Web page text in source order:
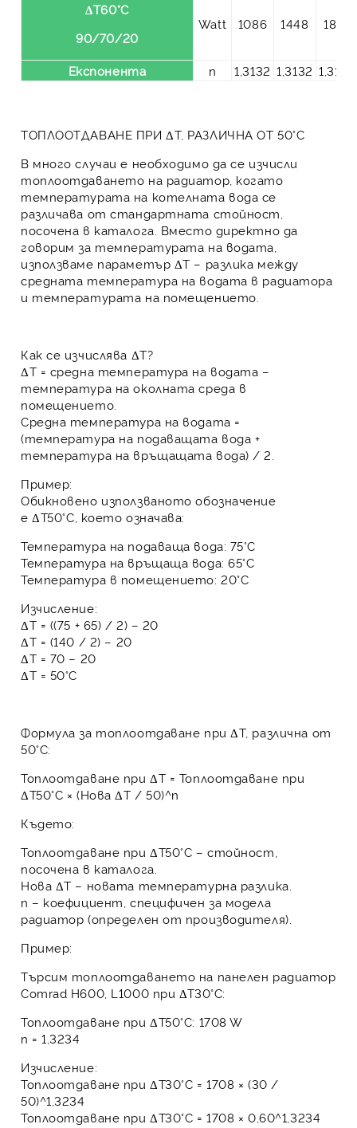
ΔT60°C
90/70/20
Watt 1086 1448 1810
Експонента n 1,3132 1,3132 1,3132
ТОПЛООТДАВАНЕ ПРИ ΔT, РАЗЛИЧНА ОТ 50°C
В много случаи е необходимо да се изчисли
топлоотдаването на радиатор, когато
температурата на котелната вода се
различава от стандартната стойност,
посочена в каталога. Вместо директно да
говорим за температурата на водата,
използваме параметър ΔT – разлика между
средната температура на водата в радиатора
и температурата на помещението.
Как се изчислява ΔT?
ΔT = средна температура на водата –
температура на околната среда в
помещението.
Средна температура на водата =
(температура на подаващата вода +
температура на връщащата вода) / 2.
Пример:
Обикновено използваното обозначение
еΔT50°C , което означава:
Температура на подаваща вода: 75°C
Температура на връщаща вода: 65°C
Температура в помещението: 20°C
Изчисление:
ΔT = ((75 + 65) / 2) – 20
ΔT = (140 / 2) – 20
ΔT = 70 – 20
ΔT = 50°C
Формула за топлоотдаване при ΔT, различна от
50°C:
Топлоотдаване при ΔT = Топлоотдаване при
ΔT50°C × (Нова ΔT / 50)^n
Където:
Топлоотдаване при ΔT50°C – стойност,
посочена в каталога.
Нова ΔT – новата температурна разлика.
n – коефициент, специфичен за модела
радиатор (определен от производителя).
Пример:
Търсим топлоотдаването на панелен радиатор
Comrad H600, L1000 при ΔT30°C:
Топлоотдаване при ΔT50°C: 1708 W
n = 1,3234
Изчисление:
Топлоотдаване при ΔT30°C = 1708 × (30 /
50)^1,3234
Топлоотдаване при ΔT30°C = 1708 × 0,60^1,3234